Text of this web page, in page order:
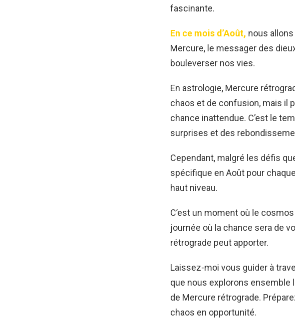
fascinante.
En ce mois d’Août, nous
Mercure, le messager des
bouleverser nos vies.
En astrologie, Mercure
chaos et de confusion, mais il
chance inattendue. C’est le
surprises et des
Cependant, malgré les défis
spécifique en Août pour
haut niveau.
C’est un moment où le
journée où la chance sera de
rétrograde peut apporter.
Laissez-moi vous guider à
que nous explorons ensemble
de Mercure rétrograde.
chaos en opportunité.